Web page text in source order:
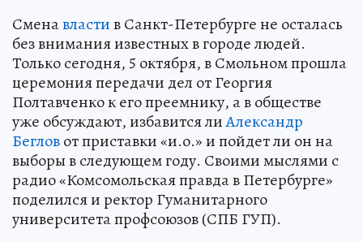
Сменавластив Санкт-Петербурге не осталась
без внимания известных в городе людей.
Только сегодня, 5 октября, в Смольном прошла
церемония передачи дел от Георгия
Полтавченко к его преемнику, а в обществе
уже обсуждают, избавится лиАлександр
Бегловот приставки «и.о.» и пойдет ли он на
выборы в следующем году. Своими мыслями с
радио «Комсомольская правда в Петербурге»
поделился и ректор Гуманитарного
университета профсоюзов (СПБ ГУП).